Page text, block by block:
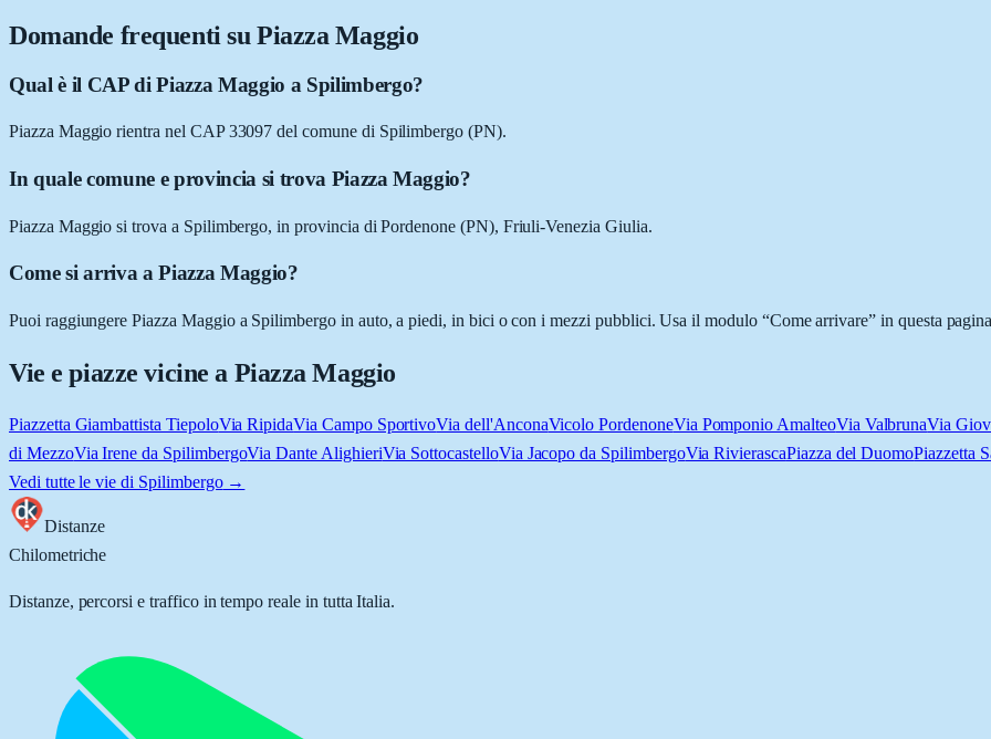
Domande frequenti su Piazza Maggio
Qual è il CAP di Piazza Maggio a Spilimbergo?
Piazza Maggio rientra nel CAP 33097 del comune di Spilimbergo (PN).
In quale comune e provincia si trova Piazza Maggio?
Piazza Maggio si trova a Spilimbergo, in provincia di Pordenone (PN), Friuli-Venezia Giulia.
Come si arriva a Piazza Maggio?
Puoi raggiungere Piazza Maggio a Spilimbergo in auto, a piedi, in bici o con i mezzi pubblici. Usa il modulo “Come arrivare” in questa
Vie e piazze vicine a Piazza Maggio
Piazzetta Giambattista TiepoloVia RipidaVia Campo SportivoVia dell'AnconaVicolo PordenoneVia Pomponio AmalteoVia ValbrunaVia
di MezzoVia Irene da SpilimbergoVia Dante AlighieriVia SottocastelloVia Jacopo da SpilimbergoVia RivierascaPiazza del DuomoPiazzetta
Vedi tutte le vie di Spilimbergo→
Distanze
Chilometriche
Distanze, percorsi e traffico in tempo reale in tutta Italia.